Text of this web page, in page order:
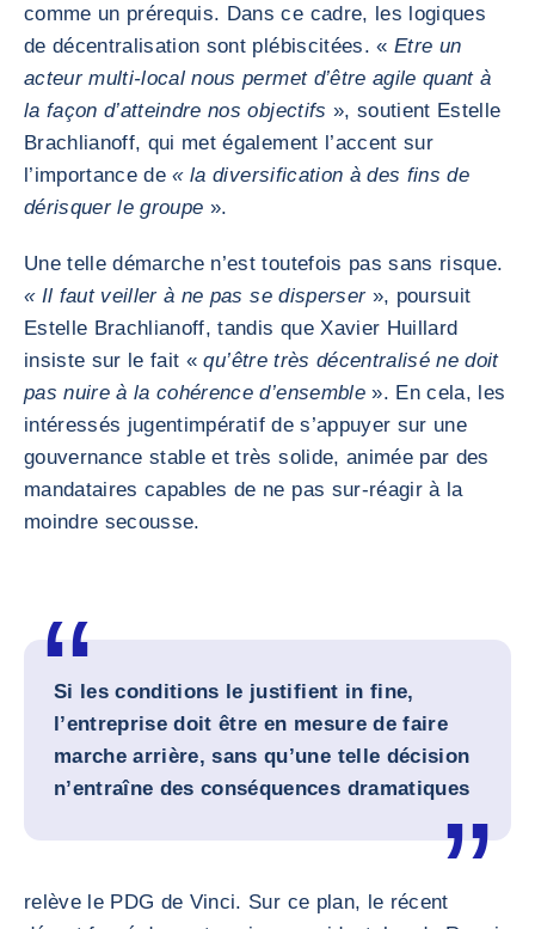
comme un prérequis. Dans ce cadre, les logiques
de décentralisation sont plébiscitées. « Etre un
acteur multi-local nous permet d’être agile quant à
la façon d’atteindre nos objectifs », soutient Estelle
Brachlianoff, qui met également l’accent sur
l’importance de« la diversification à des fins de
dérisquer le groupe ».
Une telle démarche n’est toutefois pas sans risque.
« Il faut veiller à ne pas se disperser», poursuit
Estelle Brachlianoff, tandis que Xavier Huillard
insiste sur le fait «qu’être très décentralisé ne doit
pas nuire à la cohérence d’ensemble». En cela, les
intéressés jugentimpératif de s’appuyer sur une
gouvernance stable et très solide, animée par des
mandataires capables de ne pas sur-réagir à la
moindre secousse.
Si les conditions le justifient in fine,
l’entreprise doit être en mesure de faire
marche arrière, sans qu’une telle décision
n’entraîne des conséquences dramatiques
relève le PDG de Vinci. Sur ce plan, le récent